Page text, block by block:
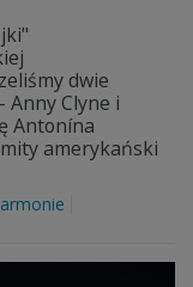
dwie
Anny Clyne i
Antonína
amerykański